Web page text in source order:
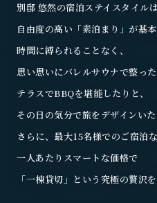
別邸 悠然の宿泊ステイスタイルは
自由度の高い「素泊まり」が基本
時間に縛られることなく、
思い思いにバレルサウナで整った
テラスでBBQを堪能したりと、
その日の気分で旅をデザインいた
さらに、最大15名様でのご宿泊な
一人あたりスマートな価格で
「一棟貸切」という究極の贅沢